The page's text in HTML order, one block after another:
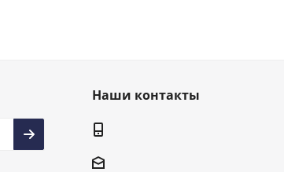
Наши контакты